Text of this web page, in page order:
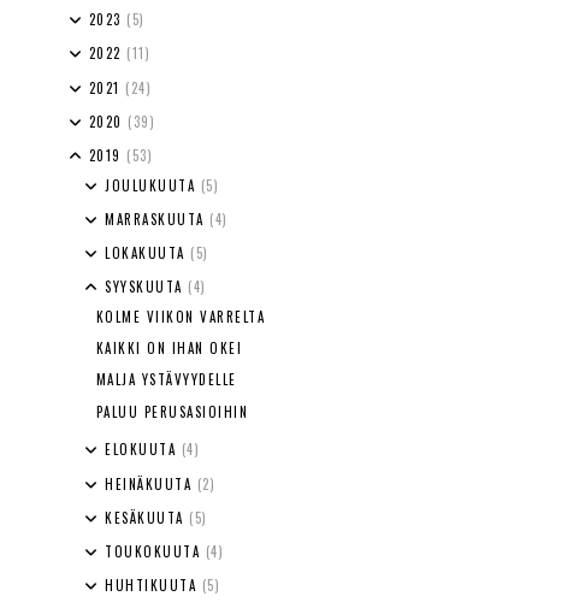
2023 (5)
2022 (11)
2021 (24)
2020 (39)
2019 (53)
JOULUKUUTA (5)
MARRASKUUTA (4)
LOKAKUUTA (5)
SYYSKUUTA (4)
KOLME VIIKON VARRELTA
KAIKKI ON IHAN OKEI
MALJA YSTÄVYYDELLE
PALUU PERUSASIOIHIN
ELOKUUTA (4)
HEINÄKUUTA (2)
KESÄKUUTA (5)
TOUKOKUUTA (4)
HUHTIKUUTA (5)